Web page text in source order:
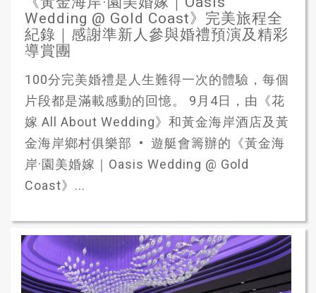
Wedding @ Gold Coast》完美旅程全
紀錄｜感謝準新人參與婚禮預演及精彩
導賞團
100分完美婚禮是人生難得一次的體驗，每個
片段都是滿載感動的回憶。 9月4日，由《花
嫁 All About Wedding》和黃金海岸酒店及黃
金海岸鄉村俱樂部 • 遊艇會籌辦的《黃金海
岸·園美婚嫁｜Oasis Wedding @ Gold
Coast》...